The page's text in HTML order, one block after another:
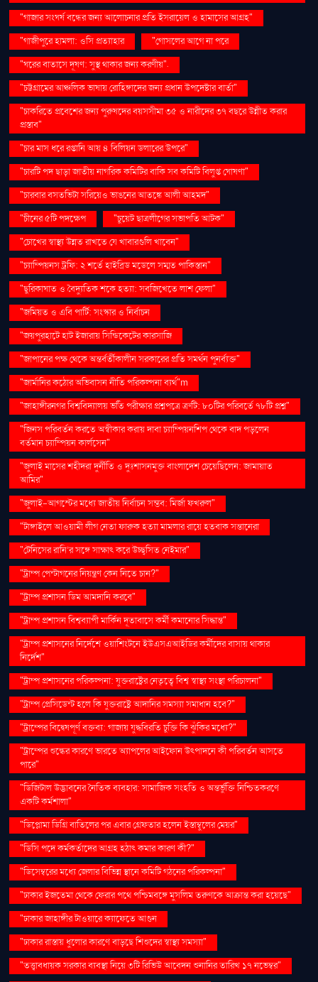
"গাজার সংঘর্ষ বন্ধের জন্য আলোচনার প্রতি ইসরায়েল ও হামাসের আগ্রহ"
"গাজীপুরে হামলা: ওসি প্রত্যাহার
"গোসলের আগে না পরে
"ঘরের বাতাসে দূষণ: সুস্থ থাকার জন্য করণীয়".
"চট্টগ্রামের আঞ্চলিক ভাষায় রোহিঙ্গাদের জন্য প্রধান উপদেষ্টার বার্তা"
"চাকরিতে প্রবেশের জন্য পুরুষদের বয়সসীমা ৩৫ ও নারীদের ৩৭ বছরে উন্নীত করার
প্রস্তাব"
"চার মাস ধরে রপ্তানি আয় ৪ বিলিয়ন ডলারের উপরে"
"চারটি পদ ছাড়া জাতীয় নাগরিক কমিটির বাকি সব কমিটি বিলুপ্ত ঘোষণা"
"চারবার বসতভিটা সরিয়েও ভাঙনের আতঙ্কে আলী আহমদ"
"চীনের ৫টি পদক্ষেপ
"চুয়েট ছাত্রলীগের সভাপতি আটক"
"চোখের স্বাস্থ্য উন্নত রাখতে যে খাবারগুলি খাবেন"
"চ্যাম্পিয়নস ট্রফি: ২ শর্তে হাইব্রিড মডেলে সম্মত পাকিস্তান"
"ছুরিকাঘাত ও বৈদ্যুতিক শকে হত্যা: সবজিখেতে লাশ ফেলা"
"জমিয়ত ও এবি পার্টি: সংস্কার ও নির্বাচন
"জয়পুরহাটে হাট ইজারায় সিন্ডিকেটের কারসাজি
"জাপানের পক্ষ থেকে অন্তর্বর্তীকালীন সরকারের প্রতি সমর্থন পুনর্ব্যক্ত"
"জার্মানির কঠোর অভিবাসন নীতি পরিকল্পনা ব্যর্থ"m
"জাহাঙ্গীরনগর বিশ্ববিদ্যালয় ভর্তি পরীক্ষার প্রশ্নপত্রে ত্রুটি: ৮০টির পরিবর্তে ৭৮টি প্রশ্ন"
"জিনস পরিবর্তন করতে অস্বীকার করায় দাবা চ্যাম্পিয়নশিপ থেকে বাদ পড়লেন
বর্তমান চ্যাম্পিয়ন কার্লসেন"
"জুলাই মাসের শহীদরা দুর্নীতি ও দুঃশাসনমুক্ত বাংলাদেশ চেয়েছিলেন: জামায়াত
আমির"
"জুলাই-আগস্টের মধ্যে জাতীয় নির্বাচন সম্ভব: মির্জা ফখরুল"
"টাঙ্গাইলে আওয়ামী লীগ নেতা ফারুক হত্যা মামলার রায়ে হতবাক সন্তানেরা
"টেনিসের রানি’র সঙ্গে সাক্ষাৎ করে উচ্ছ্বসিত নেইমার"
"ট্রাম্প পেন্টাগনের নিয়ন্ত্রণ কেন নিতে চান?"
"ট্রাম্প প্রশাসন ডিম আমদানি করবে"
"ট্রাম্প প্রশাসন বিশ্বব্যাপী মার্কিন দূতাবাসে কর্মী কমানোর সিদ্ধান্ত"
"ট্রাম্প প্রশাসনের নির্দেশে ওয়াশিংটনে ইউএসএআইডির কর্মীদের বাসায় থাকার
নির্দেশ"
"ট্রাম্প প্রশাসনের পরিকল্পনা: যুক্তরাষ্ট্রের নেতৃত্বে বিশ্ব স্বাস্থ্য সংস্থা পরিচালনা"
"ট্রাম্প প্রেসিডেন্ট হলে কি যুক্তরাষ্ট্রে আদানির সমস্যা সমাধান হবে?"
"ট্রাম্পের বিদ্বেষপূর্ণ বক্তব্য: গাজায় যুদ্ধবিরতি চুক্তি কি ঝুঁকির মধ্যে?"
"ট্রাম্পের শুল্কের কারণে ভারতে অ্যাপলের আইফোন উৎপাদনে কী পরিবর্তন আসতে
পারে"
"ডিজিটাল উদ্ভাবনের নৈতিক ব্যবহার: সামাজিক সংহতি ও অন্তর্ভুক্তি নিশ্চিতকরণে
একটি কর্মশালা"
"ডিপ্লোমা ডিগ্রি বাতিলের পর এবার গ্রেফতার হলেন ইস্তাম্বুলের মেয়র"
"ডিসি পদে কর্মকর্তাদের আগ্রহ হঠাৎ কমার কারণ কী?"
"ডিসেম্বরের মধ্যে জেলার বিভিন্ন স্থানে কমিটি গঠনের পরিকল্পনা"
"ঢাকার ইজতেমা থেকে ফেরার পথে পশ্চিমবঙ্গে মুসলিম তরুণকে আক্রান্ত করা হয়েছে"
"ঢাকার জাহাঙ্গীর টাওয়ারে ক্যাফেতে আগুন
"ঢাকার রাস্তায় ধুলোর কারণে বাড়ছে শিশুদের স্বাস্থ্য সমস্যা"
"তত্ত্বাবধায়ক সরকার ব্যবস্থা নিয়ে ৩টি রিভিউ আবেদন শুনানির তারিখ ১৭ নভেম্বর"